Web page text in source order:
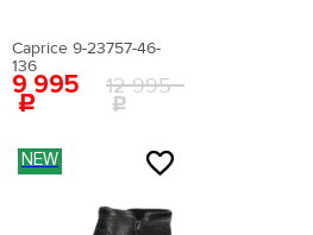
Caprice 9-23757-46-
136
9 995 12 995
NEW
Застежка:без застежки
Артикул: EN009AWEIGR2